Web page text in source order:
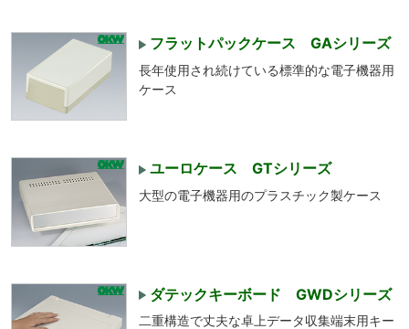
フラットパックケース GAシリーズ
長年使用され続けている標準的な電子機器用
ケース
ユーロケース GTシリーズ
大型の電子機器用のプラスチック製ケース
ダテックキーボード GWDシリーズ
二重構造で丈夫な卓上データ収集端末用キー